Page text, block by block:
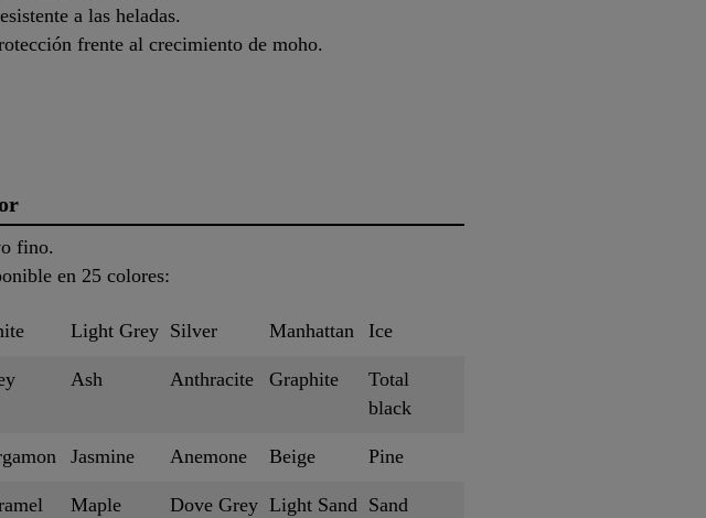
a las heladas.
frente al crecimiento de moho.
fino.
en 25 colores:
Light Grey Silver Manhattan Ice
Ash Anthracite Graphite
Total
black
Jasmine Anemone Beige Pine
Maple
Dove Grey Light Sand Sand